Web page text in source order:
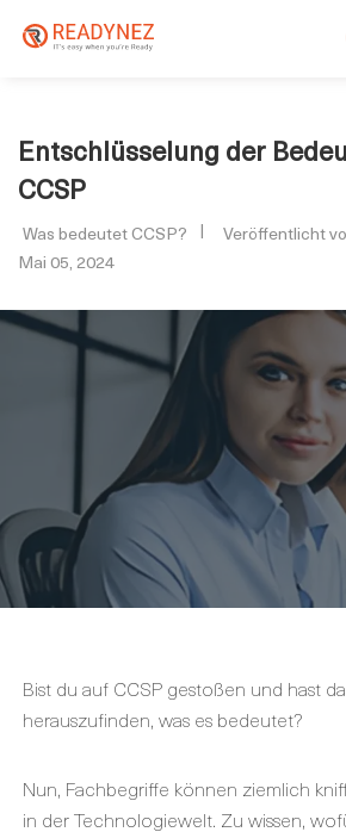
Entschlüsselung der
CCSP
Was bedeutet CCSP?
Veröffentlicht
Mai 05, 2024
Bist du auf CCSP gestoßen und hast
herauszufinden, was es bedeutet?
Nun, Fachbegriffe können ziemlich
in der Technologiewelt. Zu wissen,